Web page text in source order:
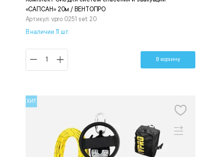
«САПСАН» 20м / ВЕНТОПРО
Артикул: vpro 0251 set 20
В наличии 11 шт.
В корзину
ХИТ